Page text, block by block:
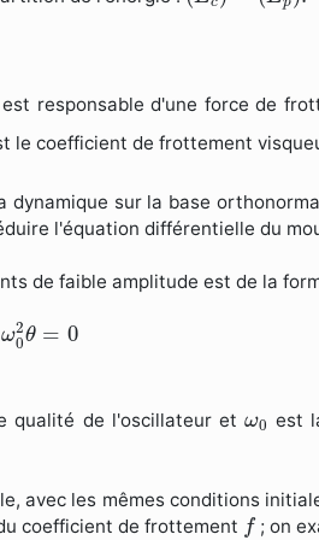
responsable d'une force de
le coefficient de frottement
dynamique sur la base
l'équation différentielle du
de faible amplitude est de la
ω2
0θ = 0
qualité de l'oscillateur etω0
ω0est
avec les mêmes conditions
coefficient de frottement f
f; on